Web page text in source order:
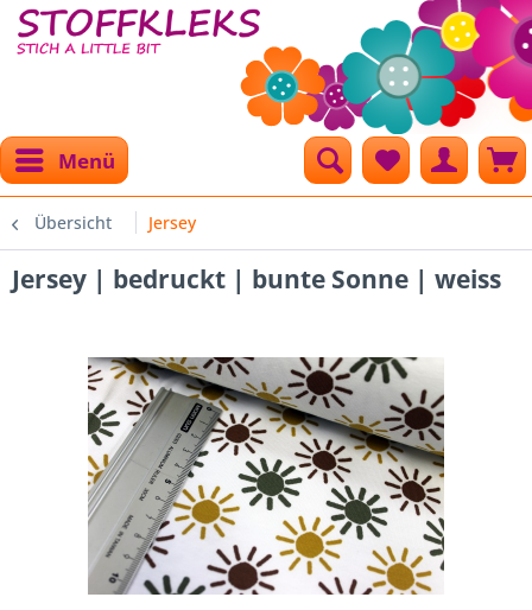
Menü
Übersicht Jersey
Jersey | bedruckt | bunte Sonne | weiss